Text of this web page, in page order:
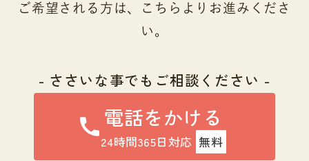
ご希望される方は、こちらよりお進みくださ
い。
- ささいな事でもご相談ください -
電話をかける
24時間365日対応 無料